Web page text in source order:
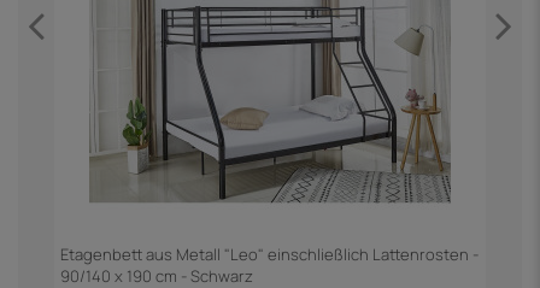
Etagenbett aus Metall "Leo" einschließlich Lattenrosten -
90/140 x 190 cm - Schwarz